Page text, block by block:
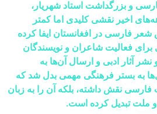
و بزرگداشت استاد شهریار،
اخیر نقشی کلیدی اما کمتر
فارسی در افغانستان ایفا کرده
فعالیت شاعران و نویسندگان
آثار ادبی و ارسال آن‌ها به
به بستر فرهنگی مهمی بدل شد که
فارسی نقش داشته، بلکه آن را به زبان
تبدیل کرده است.